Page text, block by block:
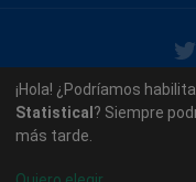
© 2026 - Memoria
Dominicana.
¡Hola! ¿Podríamos
Statistical ? Siempre
más tarde.